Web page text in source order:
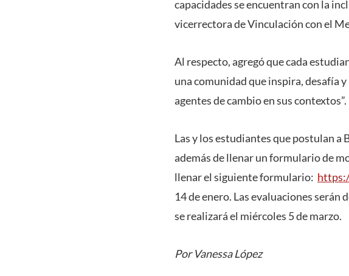
capacidades se encuentran con la
vicerrectora de Vinculación con el
Al respecto, agregó que cada
una comunidad que inspira, desafía
agentes de cambio en sus contextos”.
Las y los estudiantes que postulan a
además de llenar un formulario de
llenar el siguiente formulario:
14 de enero. Las evaluaciones serán
se realizará el miércoles 5 de marzo.
Por Vanessa López